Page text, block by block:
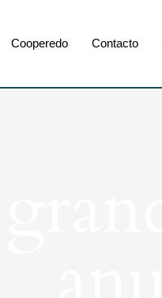
Cooperedo Contacto